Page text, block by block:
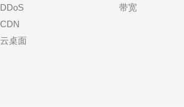
DDoS
CDN
云桌面
带宽